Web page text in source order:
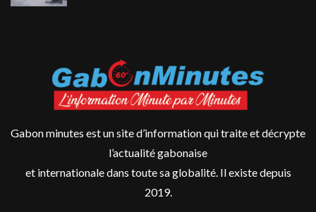
Gabon minutes est un site d’information qui traite et décrypte
l’actualité gabonaise
et internationale dans toute sa globalité. Il existe depuis
2019.